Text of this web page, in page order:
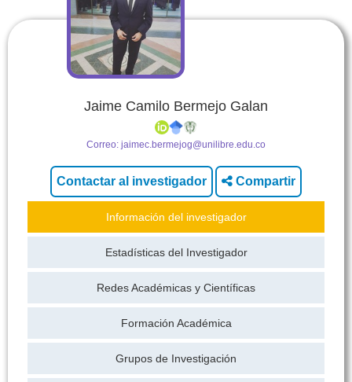
Jaime Camilo Bermejo Galan
Correo: jaimec.bermejog@unilibre.edu.co
Compartir
Información del investigador
Estadísticas del Investigador
Redes Académicas y Científicas
Formación Académica
Grupos de Investigación